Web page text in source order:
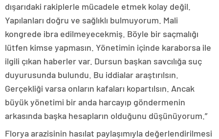
dışarıdaki rakiplerle mücadele etmek kolay değil.
Yapılanları doğru ve sağlıklı bulmuyorum. Mali
kongrede ibra edilmeyecekmiş. Böyle bir saçmalığı
lütfen kimse yapmasın. Yönetimin içinde karaborsa ile
ilgili çıkan haberler var. Dursun başkan savcılığa suç
duyurusunda bulundu. Bu iddialar araştırılsın.
Gerçekliği varsa onların kafaları kopartılsın. Ancak
büyük yönetimi bir anda harcayıp göndermenin
arkasında başka hesapların olduğunu düşünüyorum.”
Florya arazisinin hasılat paylaşımıyla değerlendirilmesi